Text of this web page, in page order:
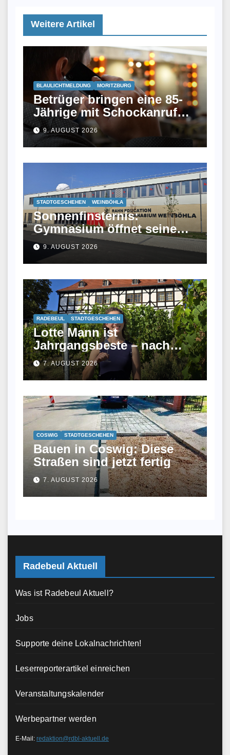
Weitere Artikel
BLAULICHTMELDUNG MORITZBURG
Betrüger bringen eine 85-
Jährige mit Schockanruf
um Bargeld
9. AUGUST 2026
STADTGESCHEHEN WEINBÖHLA
Sonnenfinsternis:
Gymnasium öffnet seine
Sternwarte
9. AUGUST 2026
RADEBEUL STADTGESCHEHEN
Lotte Mann ist
Jahrgangsbeste – nach
ihrem Studium fand sie
keinen Job und wurde jetzt
Winzerin
7. AUGUST 2026
COSWIG STADTGESCHEHEN
Bauen in Coswig: Diese
Straßen sind jetzt fertig
7. AUGUST 2026
Radebeul Aktuell
Was ist Radebeul Aktuell?
Jobs
Supporte deine Lokalnachrichten!
Leserreporterartikel einreichen
Veranstaltungskalender
Werbepartner werden
E-Mail: redaktion@rdbl-aktuell.de